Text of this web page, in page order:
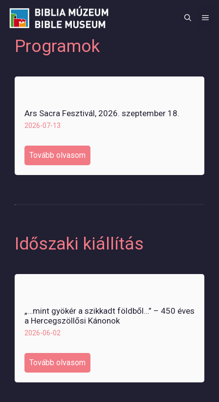
Kilépés
tartalomba
Programok
Ars Sacra Fesztivál, 2026. szeptember 18.
2026-07-13
Tovább olvasom
Időszaki kiállítás
„…mint gyökér a szikkadt földből…” – 450 éves
a Hercegszöllősi Kánonok
2026-06-02
Tovább olvasom